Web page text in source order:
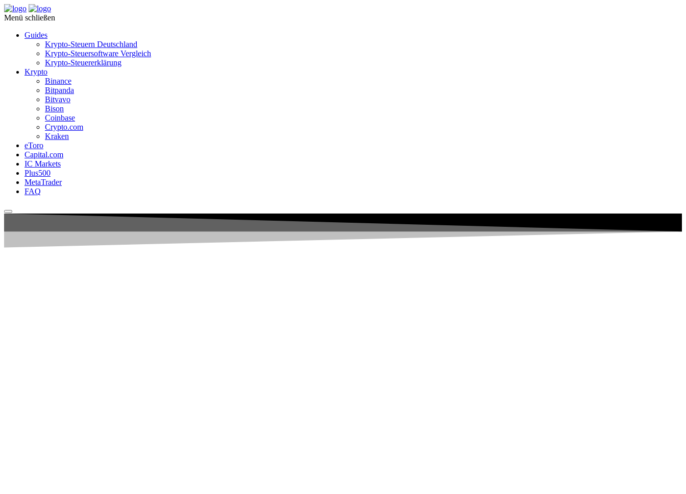
Menü schließen
Guides
Krypto-Steuern Deutschland
Krypto-Steuersoftware Vergleich
Krypto-Steuererklärung
Krypto
Binance
Bitpanda
Bitvavo
Bison
Coinbase
Crypto.com
Kraken
eToro
Capital.com
IC Markets
Plus500
MetaTrader
FAQ